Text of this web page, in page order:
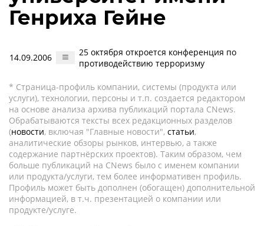
Генриха Гейне
14.09.2006
25 октября откроется конференция по
противодействию терроризму
* Страница-профиль компании, системы (продукта или
услуги), технологии, персоны и т.п. создается редактором
на основе анализа архива публикаций портала CNews.
Обрабатываются тексты всех редакционных разделов
(новости, включая "Главные новости", статьи,
аналитические обзоры рынков, интервью, а также
содержание партнёрских проектов). Таким образом, чем
больше публикаций на CNews было с именем компании
или продукта/услуги, тем более информативен профиль.
Профиль может быть дополнен (обогащен) дополнительной
информацией, в т.ч. презентацией о компании или
продукте/услуге.